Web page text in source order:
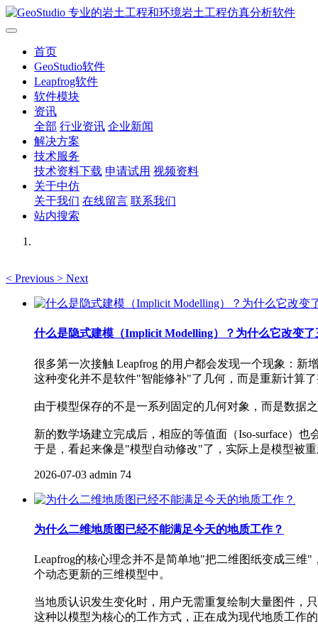
首页
GeoStudio软件
Leapfrog软件
软件模块
资讯
全部 行业资讯 企业新闻
解决方案
技术服务
技术资料下载 申请试用 视频资料
关于中仿
关于我们 在线留言 联系我们
站内搜索
< Previous > Next
什么是隐式建模（Implicit Modelling）？为什么它改变
很多第一次接触 Leapfrog 的用户都会发现一个现象：
这种变化并不是软件"智能修补"了几何，而是重新计算
由于模型保存的不是一系列固定的几何对象，而是数据
新的数学场建立完成后，相应的等值面（Iso-surface）也
于是，看起来像是"模型自动修改"了，实际上是模型被
2026-07-03 admin 74
为什么二维地质图已经不能满足今天的地质工作？
Leapfrog的核心理念并不是简单地"把二维图纸变成三维
个动态更新的三维模型中。
当地质认识发生变化时，用户无需重复绘制大量图件，
这种以模型为核心的工作方式，正在成为现代地质工作